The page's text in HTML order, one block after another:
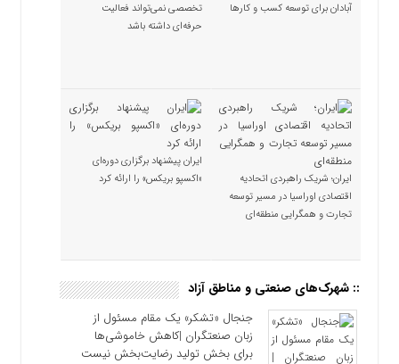
آبادان برای توسعه کسب‌ و کارها
تخصصی نمی‌تواند فعالیت
حرفه‌ای داشته باشد
ایران؛ شریک راهبردی اتحادیه
اقتصادی اوراسیا در مسیر توسعه
تجارت و همگرایی منطقه‌ای
ایران پیشنهاد برگزاری دوره‌ای
«اکسپو بریکس» را ارائه کرد
:: شهرک‌های صنعتی و مناطق آزاد
جنجال «تشکر» یک مقام مسئول از
زبان صنعتگران |کاهش خاموشی‌ها
برای بخش تولید رضایت‌بخش نیست